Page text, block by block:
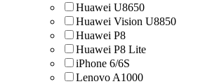
Huawei U8650
Huawei Vision U8850
Huawei Р8
Huawei Р8 Lite
iPhone 6/6S
Lenovo A1000